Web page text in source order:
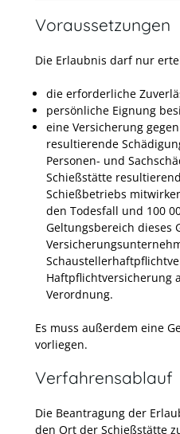
Voraussetzungen
Die Erlaubnis darf nur
die erforderliche
persönliche Eignung
eine Versicherung
resultierende
Personen- und
Schießstätte
Schießbetriebs
den Todesfall und 100
Geltungsbereich dieses
Haftpflichtversicherung
Verordnung.
Es muss außerdem eine
vorliegen.
Verfahrensablauf
Die Beantragung der
den Ort der Schießstätte